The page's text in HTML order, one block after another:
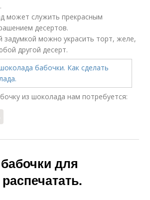
может служить прекрасным
десертов.
задумкой можно украсить торт, желе,
другой десерт.
из шоколада нам потребуется:
для